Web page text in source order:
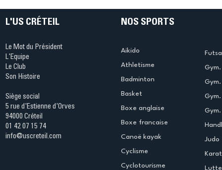
L'US CRÉTEIL
Le Mot du Président
L'Equipe
Le Club
Son Histoire
Siège social
5 rue d'Estienne d'Orves
94000 Créteil
01 42 07 15 74
info@uscreteil.com
NOS SPORTS
Aikido
Athletisme
Badminton
Basket
Boxe anglaise
Boxe francaise
Canoë kayak
Cyclisme
Cyclotourisme
Judo
Lutte